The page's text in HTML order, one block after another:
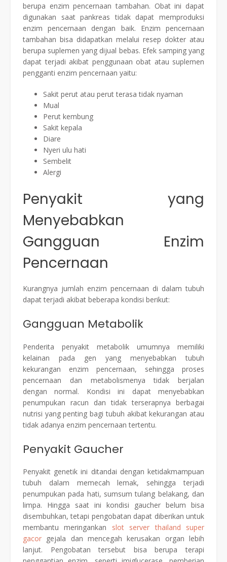
berupa enzim pencernaan tambahan. Obat ini dapat
digunakan saat pankreas tidak dapat memproduksi
enzim pencernaan dengan baik. Enzim pencernaan
tambahan bisa didapatkan melalui resep dokter atau
berupa suplemen yang dijual bebas. Efek samping yang
dapat terjadi akibat penggunaan obat atau suplemen
pengganti enzim pencernaan yaitu:
Sakit perut atau perut terasa tidak nyaman
Mual
Perut kembung
Sakit kepala
Diare
Nyeri ulu hati
Sembelit
Alergi
Penyakit yang
Menyebabkan
Gangguan Enzim
Pencernaan
Kurangnya jumlah enzim pencernaan di dalam tubuh
dapat terjadi akibat beberapa kondisi berikut:
Gangguan Metabolik
Penderita penyakit metabolik umumnya memiliki
kelainan pada gen yang menyebabkan tubuh
kekurangan enzim pencernaan, sehingga proses
pencernaan dan metabolismenya tidak berjalan
dengan normal. Kondisi ini dapat menyebabkan
penumpukan racun dan tidak terserapnya berbagai
nutrisi yang penting bagi tubuh akibat kekurangan atau
tidak adanya enzim pencernaan tertentu.
Penyakit Gaucher
Penyakit genetik ini ditandai dengan ketidakmampuan
tubuh dalam memecah lemak, sehingga terjadi
penumpukan pada hati, sumsum tulang belakang, dan
limpa. Hingga saat ini kondisi gaucher belum bisa
disembuhkan, tetapi pengobatan dapat diberikan untuk
membantu meringankan slot server thailand super
gacor gejala dan mencegah kerusakan organ lebih
lanjut. Pengobatan tersebut bisa berupa terapi